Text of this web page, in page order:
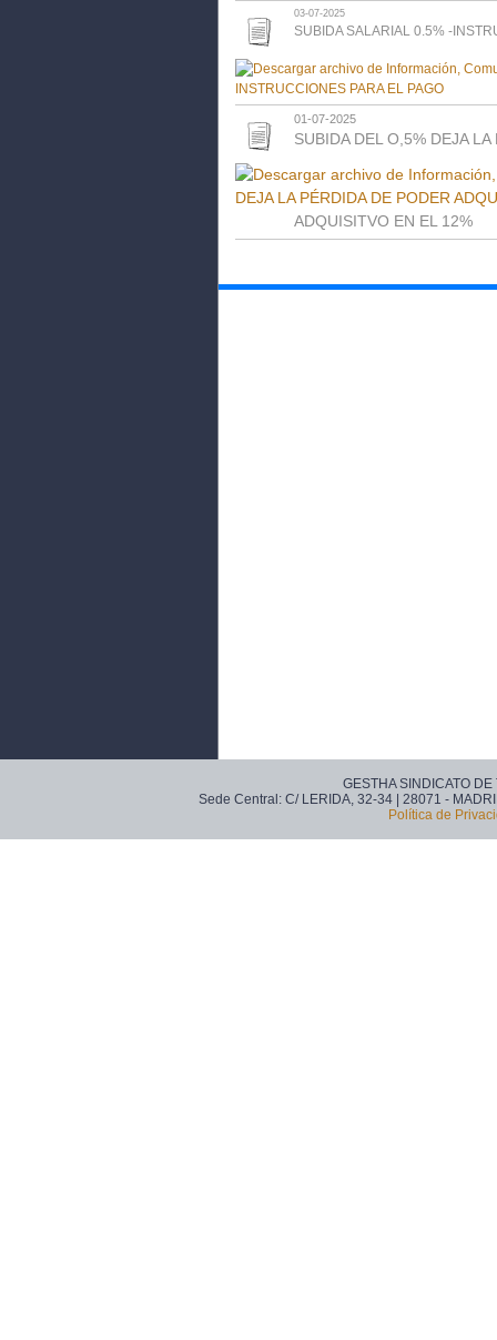
03-07-2025
SUBIDA SALARIAL 0.5% -
01-07-2025
SUBIDA DEL O,5% DEJA
ADQUISITVO EN EL 12%
GESTHA SINDICATO
Sede Central: C/ LERIDA, 32-34 | 28071 -
Política de